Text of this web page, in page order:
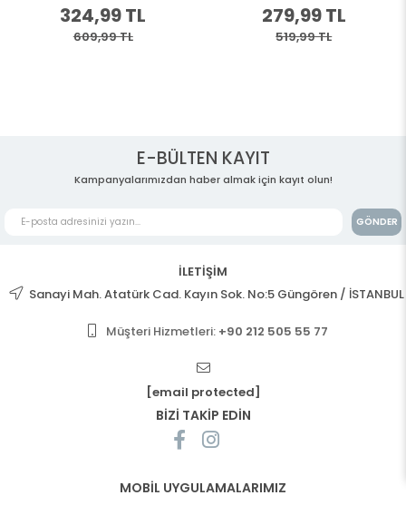
324,99 TL
609,99 TL
279,99 TL
519,99 TL
E-BÜLTEN KAYIT
Kampanyalarımızdan haber almak için kayıt olun!
GÖNDER
İLETİŞİM
Sanayi Mah. Atatürk Cad. Kayın Sok. No:5 Güngören / İSTANBUL
Müşteri Hizmetleri: +90 212 505 55 77
[email protected]
BİZİ TAKİP EDİN
MOBİL UYGULAMALARIMIZ